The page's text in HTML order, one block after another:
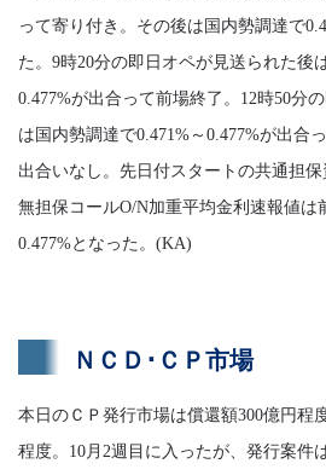
って寄り付き。その後は国内勢調達で
た。9時20分の即日オペが見送られた後
0.477%が出合って前場終了。12時50分
は国内勢調達で0.471%～0.477%が出合
出合いなし。先日付スタートの共通担保
無担保コールO/N加重平均金利速報値は
0.477%となった。(KA)
ＮＣＤ･ＣＰ市場
本日のＣＰ発行市場は償還額300億円程
程度。10月2週目に入ったが、発行案件